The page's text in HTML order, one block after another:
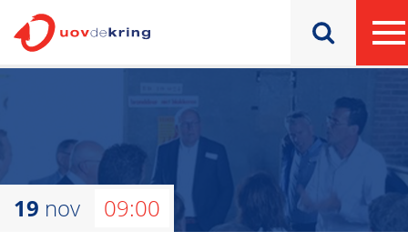
19 nov 09:00